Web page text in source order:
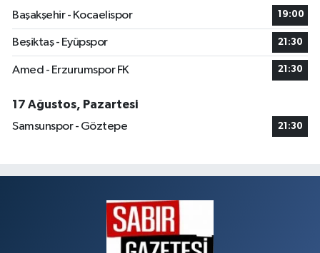
Başakşehir - Kocaelispor
19:00
Beşiktaş - Eyüpspor 21:30
Amed - Erzurumspor FK 21:30
17 Ağustos, Pazartesi
Samsunspor - Göztepe
21:30